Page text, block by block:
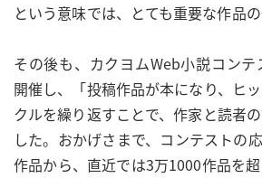
という意味では、とても重要な作品の
その後も、カクヨムWeb小説コン
開催し、「投稿作品が本になり、ヒ
クルを繰り返すことで、作家と読者
した。おかげさまで、コンテストの
作品から、直近では3万1000作品を